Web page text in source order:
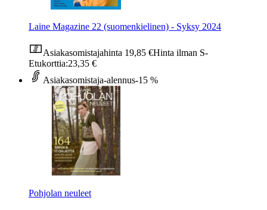
Laine Magazine 22 (suomenkielinen) - Syksy 2024
Asiakasomistajahinta 19,85 €Hinta ilman S-
Etukorttia:23,35 €
Asiakasomistaja-alennus-15 %
Pohjolan neuleet